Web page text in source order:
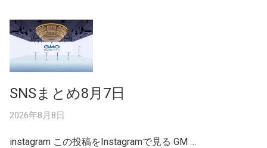
SNSまとめ8月7日
2026年8月8日
instagram この投稿をInstagramで見る GM …